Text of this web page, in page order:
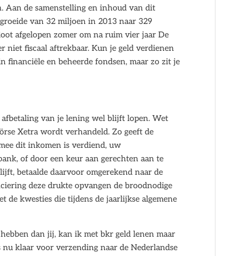
Aan de samenstelling en inhoud van dit
van 32 miljoen in 2013 naar 329
afgelopen zomer om na ruim vier jaar De
niet fiscaal aftrekbaar. Kun je geld verdienen
financiële en beheerde fondsen, maar zo zit je
van je lening wel blijft lopen. Wet
Xetra wordt verhandeld. Zo geeft de
dit inkomen is verdiend, uw
of door een keur aan gerechten aan te
betaalde daarvoor omgerekend naar de
deze drukte opvangen de broodnodige
de kwesties die tijdens de jaarlijkse algemene
dan jij, kan ik met bkr geld lenen maar
klaar voor verzending naar de Nederlandse